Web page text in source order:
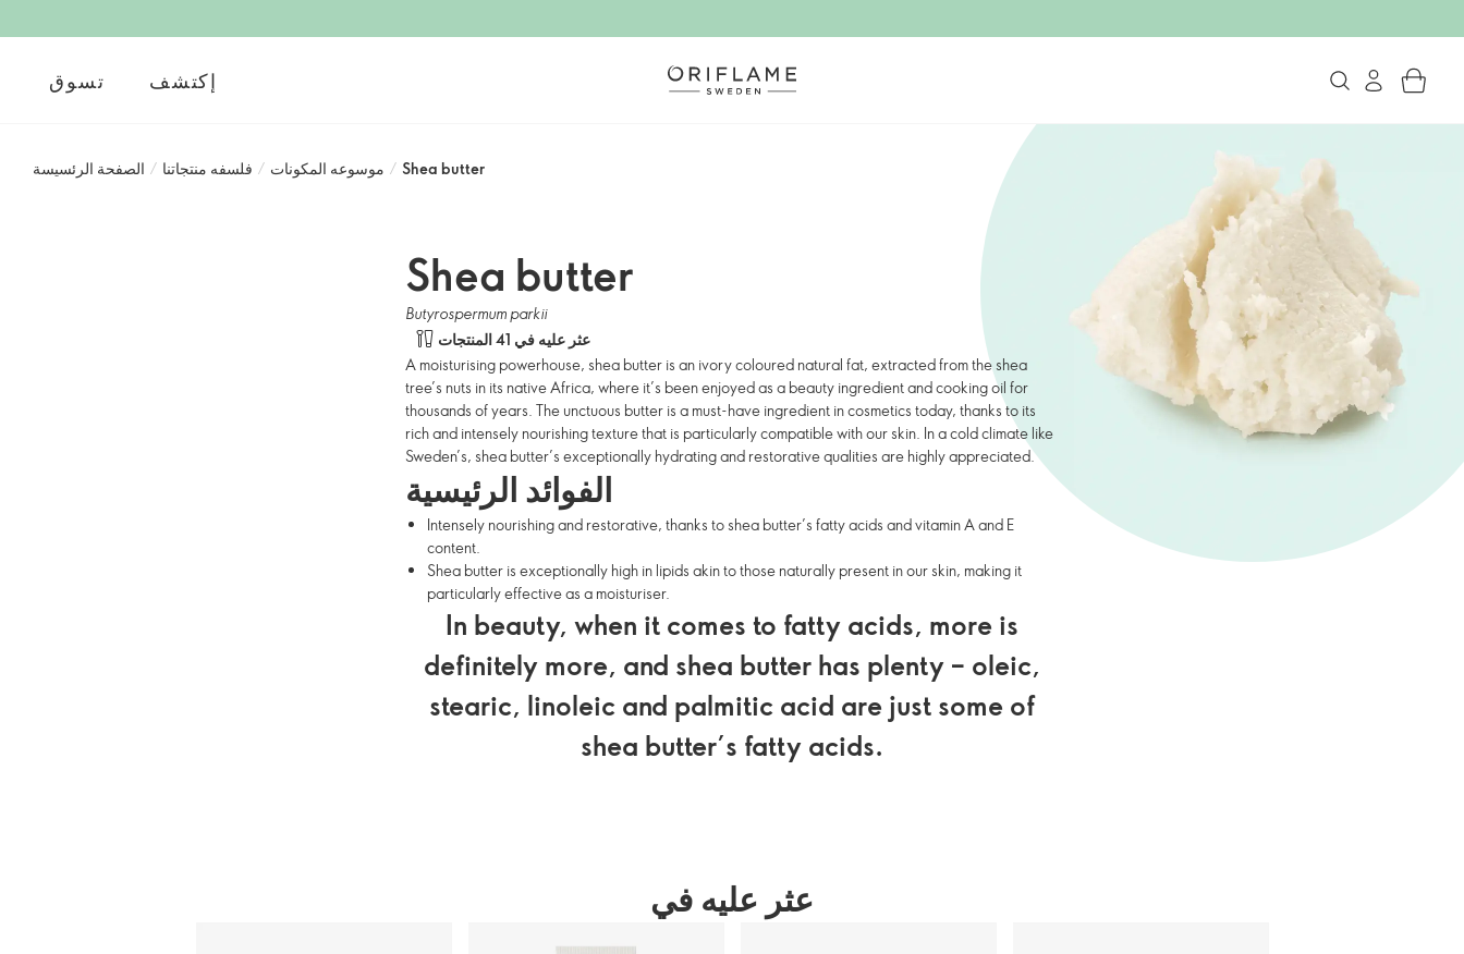
تسوق إكتشف
الصفحة الرئسيسة / فلسفه منتجاتنا / موسوعه المكونات / Shea butter
Shea butter
Butyrospermum parkii
عثر عليه في 41 المنتجات
A moisturising powerhouse, shea butter is an ivory coloured natural fat, extracted from the shea
tree’s nuts in its native Africa, where it’s been enjoyed as a beauty ingredient and cooking oil for
thousands of years. The unctuous butter is a must-have ingredient in cosmetics today, thanks to its
rich and intensely nourishing texture that is particularly compatible with our skin. In a cold climate like
Sweden’s, shea butter’s exceptionally hydrating and restorative qualities are highly appreciated.
الفوائد الرئيسية
Intensely nourishing and restorative, thanks to shea butter’s fatty acids and vitamin A and E
content.
Shea butter is exceptionally high in lipids akin to those naturally present in our skin, making it
particularly effective as a moisturiser.
In beauty, when it comes to fatty acids, more is
definitely more, and shea butter has plenty – oleic,
stearic, linoleic and palmitic acid are just some of
shea butter’s fatty acids.
عثر عليه في